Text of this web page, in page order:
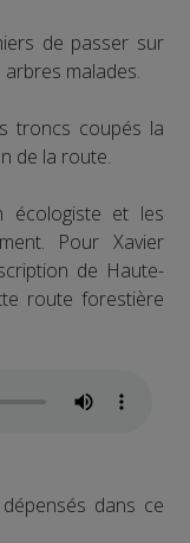
de passer sur
malades.
troncs coupés la
de la route.
écologiste et les
Pour Xavier
de Haute-
route forestière
dans ce